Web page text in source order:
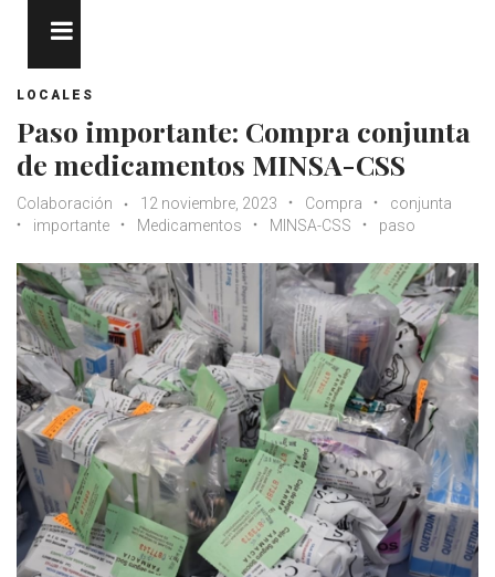
LOCALES
Paso importante: Compra conjunta
de medicamentos MINSA-CSS
Colaboración 12 noviembre, 2023 Compra
conjunta
importante
Medicamentos MINSA-CSS paso